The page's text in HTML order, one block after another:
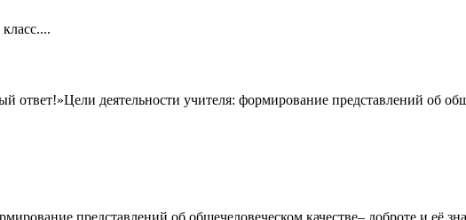
деятельности учителя: формирование представлений об
представлений об общечеловеческом качестве– доброте и её